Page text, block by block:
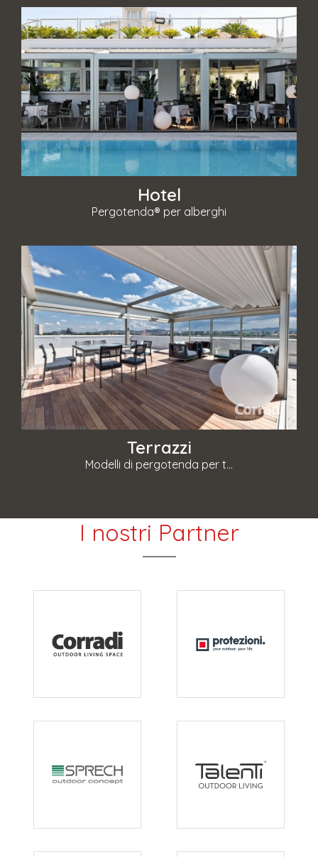
Hotel
Pergotenda® per alberghi
Terrazzi
Modelli di pergotenda per t...
I nostri Partner